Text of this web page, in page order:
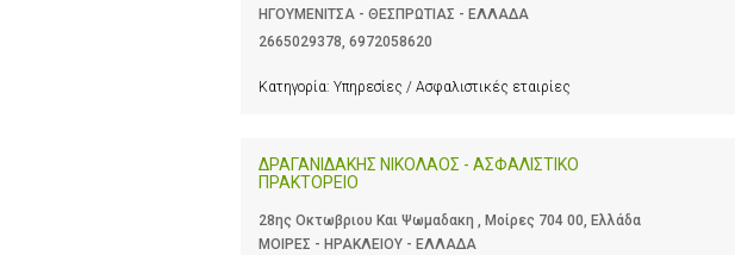
ΗΓΟΥΜΕΝΙΤΣΑ - ΘΕΣΠΡΩΤΙΑΣ - ΕΛΛΑΔΑ
2665029378 6972058620
Κατηγορία: Υπηρεσίες / Ασφαλιστικές εταιρίες
ΔΡΑΓΑΝΙΔΑΚΗΣ ΝΙΚΟΛΑΟΣ - ΑΣΦΑΛΙΣΤΙΚΟ
ΠΡΑΚΤΟΡΕΙΟ
28ης Οκτωβριου Και Ψωμαδακη , Μοίρες 704 00, Ελλάδα
ΜΟΙΡΕΣ - ΗΡΑΚΛΕΙΟΥ - ΕΛΛΑΔΑ